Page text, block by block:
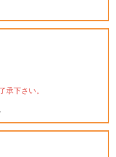
承下さい。